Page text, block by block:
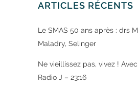
ARTICLES RÉCENTS
Le SMAS 50 ans après : drs
Maladry, Selinger
Ne vieillissez pas, vivez !
Radio J – 23:16